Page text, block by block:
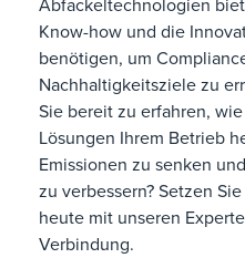
Know-how und die
benötigen, um
Nachhaltigkeitsziele zu
Sie bereit zu erfahren,
Lösungen Ihrem Betrieb
Emissionen zu senken
zu verbessern? Setzen
heute mit unseren
Verbindung.